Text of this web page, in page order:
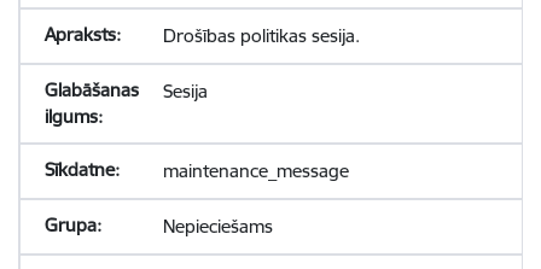
Drošības politikas sesija.
Sesija
maintenance_message
Nepieciešams